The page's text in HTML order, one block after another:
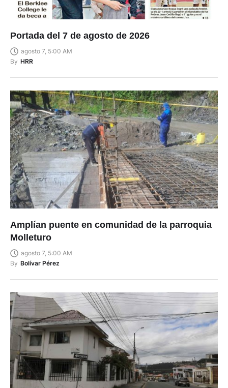
Portada del 7 de agosto de 2026
agosto 7, 5:00 AM
By HRR
Amplían puente en comunidad de la parroquia
Molleturo
agosto 7, 5:00 AM
By Bolívar Pérez